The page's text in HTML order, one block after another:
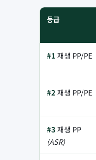
등급
#1재생 PP/PE
#2재생 PP/PE
#3재생 PP
(ASR)